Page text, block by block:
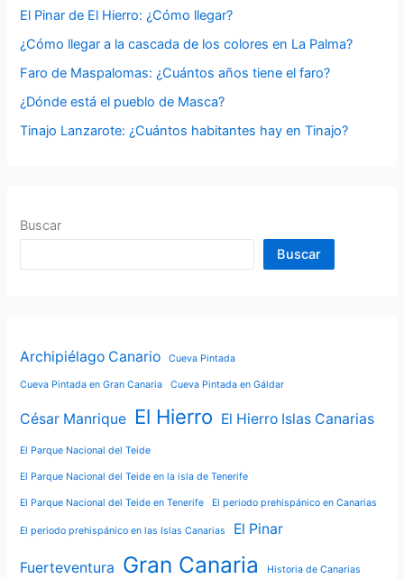
r
:
El Pinar de El Hierro: ¿Cómo llegar?
¿Cómo llegar a la cascada de los colores en La Palma?
Faro de Maspalomas: ¿Cuántos años tiene el faro?
¿Dónde está el pueblo de Masca?
Tinajo Lanzarote: ¿Cuántos habitantes hay en Tinajo?
Buscar
Buscar
Archipiélago Canario Cueva Pintada
Cueva Pintada en Gran Canaria Cueva Pintada en Gáldar
César Manrique El Hierro El Hierro Islas Canarias
El Parque Nacional del Teide
El Parque Nacional del Teide en la isla de Tenerife
El Parque Nacional del Teide en Tenerife El periodo prehispánico en Canarias
El periodo prehispánico en las Islas Canarias El Pinar
Fuerteventura Gran Canaria Historia de Canarias